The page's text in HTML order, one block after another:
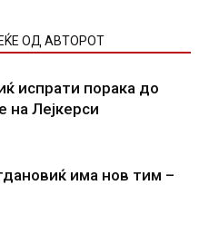
ОД АВТОРОТ
испрати порака до
на Лејкерси
има нов тим –